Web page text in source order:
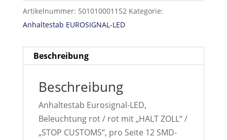
Artikelnummer: 501010001152 Kategorie:
Anhaltestab EUROSIGNAL-LED
Beschreibung
Beschreibung
Anhaltestab Eurosignal-LED,
Beleuchtung rot / rot mit „HALT ZOLL“ /
„STOP CUSTOMS“, pro Seite 12 SMD-